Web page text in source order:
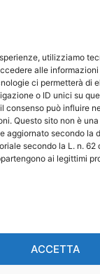
utilizziamo
alle
ci permetterà di
o ID unici su
consenso può influire
Questo sito non è
aggiornato secondo la
secondo la L. n. 62
ai legittimi
ACCETTA
dei
in alcun
della L. n. 62 del
ai
di prodotti,
società citati
di violazione dei
utilizza solo
normativa